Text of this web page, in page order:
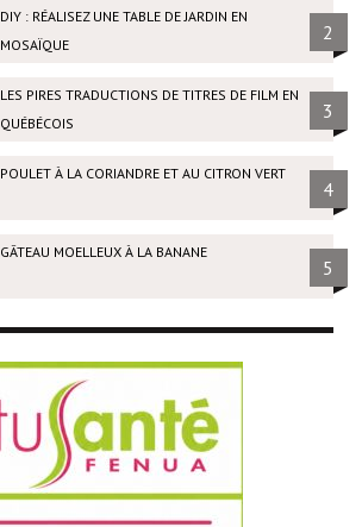
DIY : RÉALISEZ UNE TABLE DE JARDIN EN
MOSAÏQUE
2
LES PIRES TRADUCTIONS DE TITRES DE FILM EN
QUÉBÉCOIS
3
POULET À LA CORIANDRE ET AU CITRON VERT
4
GÂTEAU MOELLEUX À LA BANANE
5